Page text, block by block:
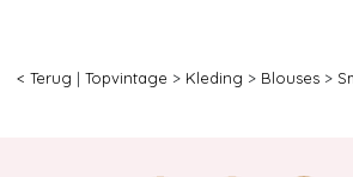
< Terug | Topvintage > Kleding > Blouses >